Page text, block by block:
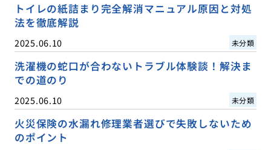
トイレの紙詰まり完全解消マニュアル原因と対処
法を徹底解説
2025.06.10 未分類
洗濯機の蛇口が合わないトラブル体験談！解決ま
での道のり
2025.06.10 未分類
火災保険の水漏れ修理業者選びで失敗しないため
のポイント